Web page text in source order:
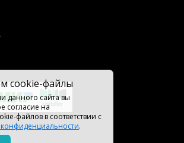
cookie-файлы
данного сайта вы
согласие на
файлов в соответствии с
.